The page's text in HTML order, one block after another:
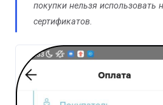
покупки нельзя использовать
сертификатов.